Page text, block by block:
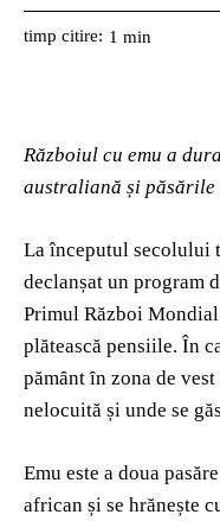
timp citire: 1 min
Războiul cu emu a
australiană și păsările
La începutul secolului
declanșat un program
Primul Război
plătească pensiile. În
pămȃnt ȋn zona de
nelocuită și unde se
Emu este a doua
african și se hrănește